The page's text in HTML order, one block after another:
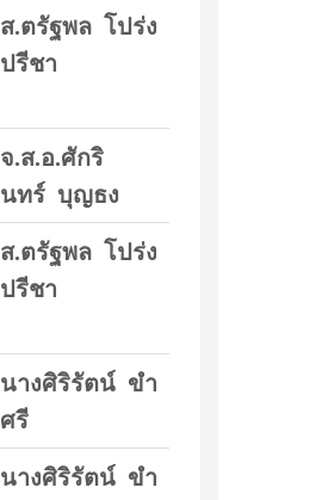
ส.ตรัฐพล โปร่ง
ปรีชา
จ.ส.อ.ศักริ
นทร์ บุญธง
ส.ตรัฐพล โปร่ง
ปรีชา
นางศิริรัตน์ ขำ
ศรี
นางศิริรัตน์ ขำ